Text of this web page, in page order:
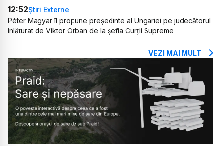
12:52Știri Externe
Péter Magyar îl propune președinte al Ungariei pe judecătorul
înlăturat de Viktor Orban de la șefia Curții Supreme
VEZI MAI MULT